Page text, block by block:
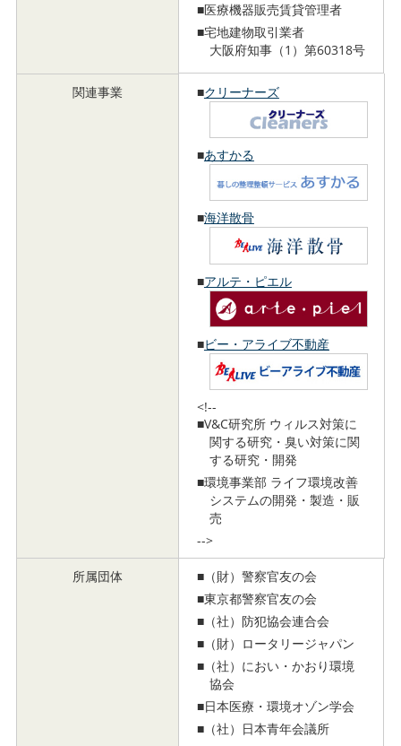
■医療機器販売賃貸管理者
■宅地建物取引業者
大阪府知事（1）第60318号
関連事業 ■クリーナーズ
■あすかる
■海洋散骨
■アルテ・ピエル
■ビー・アライブ不動産
<!--
■V&C研究所 ウィルス対策に
関する研究・臭い対策に関
する研究・開発
■環境事業部 ライフ環境改善
システムの開発・製造・販
売
-->
所属団体
■（財）警察官友の会
■東京都警察官友の会
■（社）防犯協会連合会
■（財）ロータリージャパン
■（社）におい・かおり環境
協会
■日本医療・環境オゾン学会
■（社）日本青年会議所